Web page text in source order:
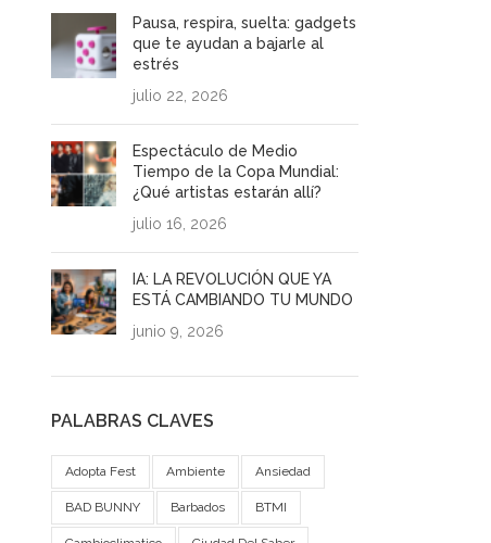
Pausa, respira, suelta: gadgets
que te ayudan a bajarle al
estrés
julio 22, 2026
Espectáculo de Medio
Tiempo de la Copa Mundial:
¿Qué artistas estarán allí?
julio 16, 2026
IA: LA REVOLUCIÓN QUE YA
ESTÁ CAMBIANDO TU MUNDO
junio 9, 2026
PALABRAS CLAVES
Adopta Fest Ambiente Ansiedad
BAD BUNNY Barbados BTMI